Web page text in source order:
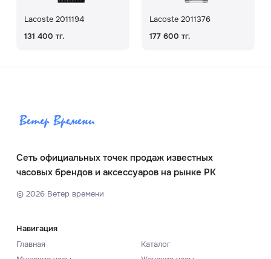
Lacoste 2011194
131 400 тг.
Lacoste 2011376
177 600 тг.
Сеть официальных точек продаж известных
часовых брендов и аксессуаров на рынке РК
© 2026Ветер времени
Навигация
Главная
Каталог